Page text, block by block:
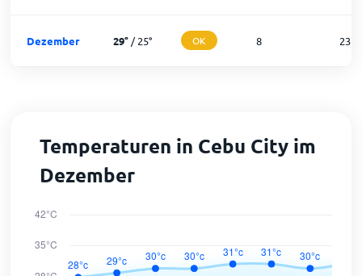
Dezember 29°/25° OK 8 23
Temperaturen in Cebu City im
Dezember